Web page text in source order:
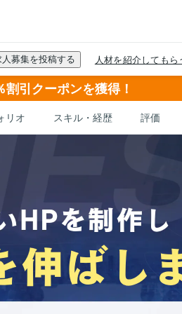
引クーポンを獲得！
リオ スキル・経歴 評価